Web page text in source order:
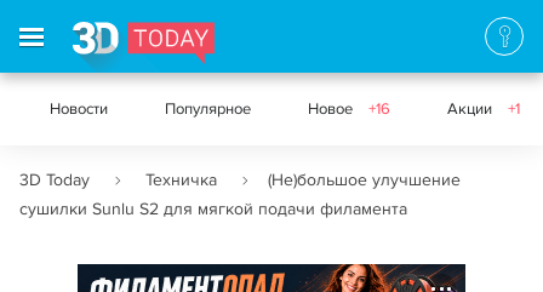
Новости Популярное Новое +16 Акции +1
3D Today Техничка
(Не)большое улучшение
сушилки Sunlu S2 для мягкой подачи филамента